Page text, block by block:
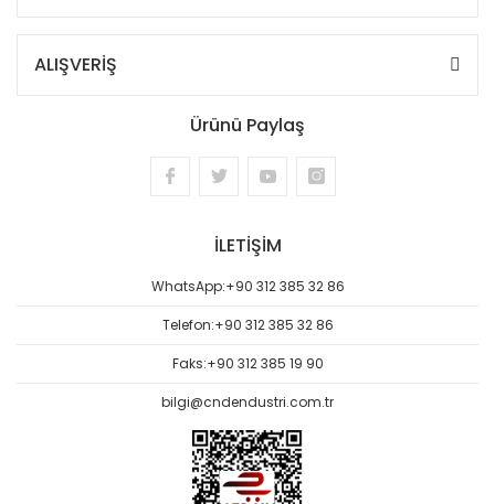
ALIŞVERİŞ
Ürünü Paylaş
İLETİŞİM
WhatsApp:+90 312 385 32 86
Telefon:+90 312 385 32 86
Faks:+90 312 385 19 90
bilgi@cndendustri.com.tr